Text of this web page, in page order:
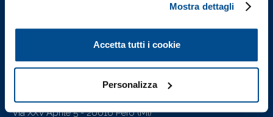
Mostra dettagli
Accetta tutti i cookie
Personalizza
F.I.L.A. nel mondo
F.I.L.A. - Fabbrica Italiana Lapis ed Affini S.p.A.
Via XXV Aprile 5 - 20016 Pero (Mi)